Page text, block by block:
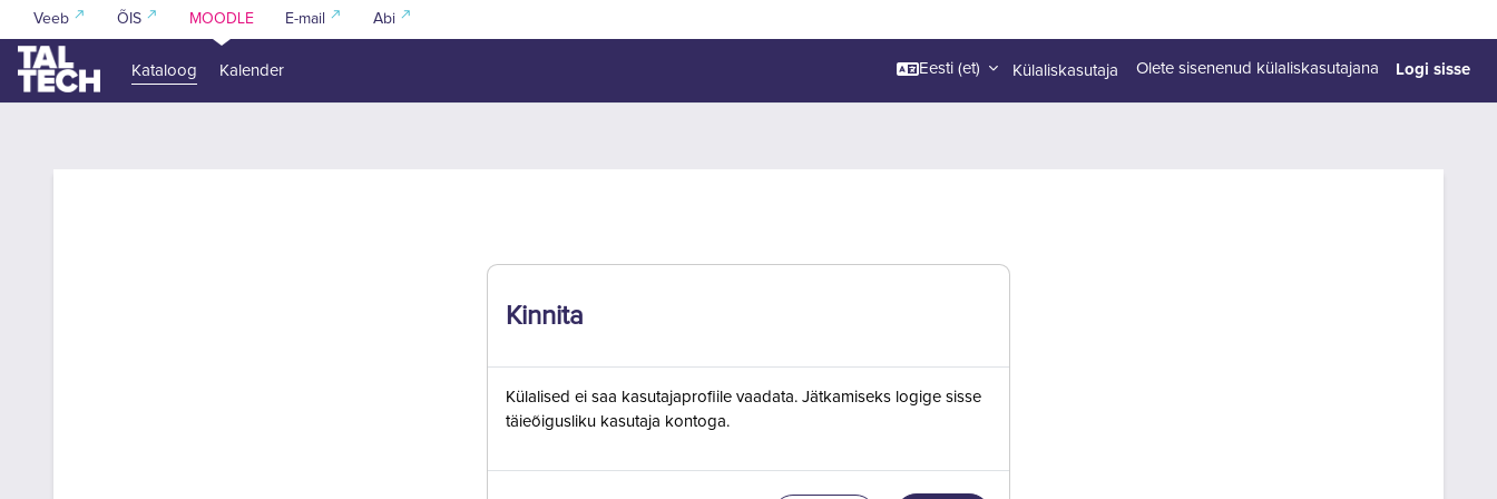
Jäta vahele peasisuni
Veeb ÕIS MOODLE E-mail Abi
Kataloog Kalender Eesti ‎(et)‎ Külaliskasutaja Olete sisenenud külaliskasutajana Logi sisse
Kinnita
Külalised ei saa kasutajaprofiile vaadata. Jätkamiseks logige sisse
täieõigusliku kasutaja kontoga.